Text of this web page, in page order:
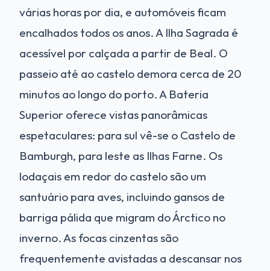
várias horas por dia, e automóveis ficam
encalhados todos os anos. A Ilha Sagrada é
acessível por calçada a partir de Beal. O
passeio até ao castelo demora cerca de 20
minutos ao longo do porto. A Bateria
Superior oferece vistas panorâmicas
espetaculares: para sul vê-se o Castelo de
Bamburgh, para leste as Ilhas Farne. Os
lodaçais em redor do castelo são um
santuário para aves, incluindo gansos de
barriga pálida que migram do Árctico no
inverno. As focas cinzentas são
frequentemente avistadas a descansar nos